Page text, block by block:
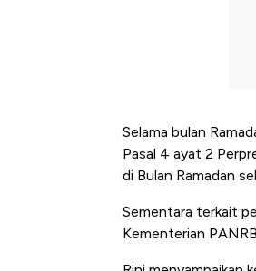
Selama bulan
Pasal 4 ayat 2
di Bulan Ramadan
Sementara terkait
Kementerian